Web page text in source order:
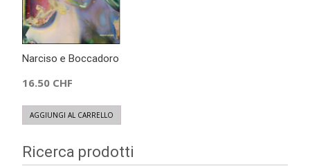
Narciso e Boccadoro
16.50 CHF
AGGIUNGI AL CARRELLO
Ricerca prodotti